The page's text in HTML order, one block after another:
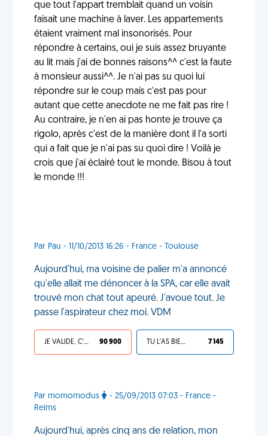
que tout l'appart tremblait quand un voisin
faisait une machine à laver. Les appartements
étaient vraiment mal insonorisés. Pour
répondre à certains, oui je suis assez bruyante
au lit mais j'ai de bonnes raisons^^ c'est la faute
à monsieur aussi^^. Je n'ai pas su quoi lui
répondre sur le coup mais c'est pas pour
autant que cette anecdote ne me fait pas rire !
Au contraire, je n'en ai pas honte je trouve ça
rigolo, après c'est de la manière dont il l'a sorti
qui a fait que je n'ai pas su quoi dire ! Voilà je
crois que j'ai éclairé tout le monde. Bisou à tout
le monde !!!
Par Pau - 11/10/2013 16:26 - France - Toulouse
Aujourd'hui, ma voisine de palier m'a annoncé
qu'elle allait me dénoncer à la SPA, car elle avait
trouvé mon chat tout apeuré. J'avoue tout. Je
passe l'aspirateur chez moi. VDM
JE VALIDE, C'EST UNE VDM 90 900 TU L'AS BIEN MÉRITÉ 7 145
Par momomodus
- 25/09/2013 07:03 - France -
Reims
Aujourd'hui, après cinq ans de relation, mon